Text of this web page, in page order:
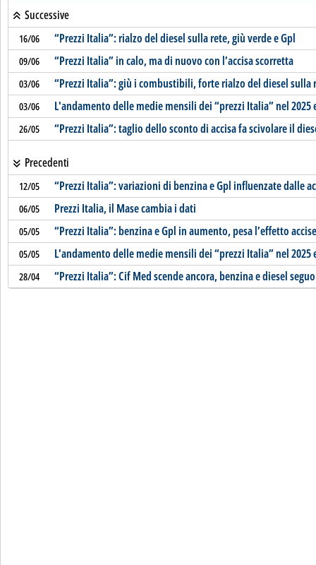
Successive
16/06 “Prezzi Italia”: rialzo del diesel sulla rete, giù verde e Gpl
09/06 “Prezzi Italia” in calo, ma di nuovo con l’accisa scorretta
03/06 “Prezzi Italia”: giù i combustibili, forte rialzo del diesel sulla
03/06 L'andamento delle medie mensili dei “prezzi Italia” nel 2025
26/05 “Prezzi Italia”: taglio dello sconto di accisa fa scivolare il
Precedenti
12/05 “Prezzi Italia”: variazioni di benzina e Gpl influenzate dalle
06/05 Prezzi Italia, il Mase cambia i dati
05/05 “Prezzi Italia”: benzina e Gpl in aumento, pesa l’effetto
05/05 L'andamento delle medie mensili dei “prezzi Italia” nel 2025
28/04 “Prezzi Italia”: Cif Med scende ancora, benzina e diesel